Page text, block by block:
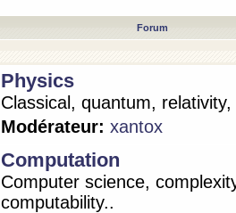
Forum
Physics
Classical, quantum,
Modérateur: xantox
Computation
Computer science,
computability..